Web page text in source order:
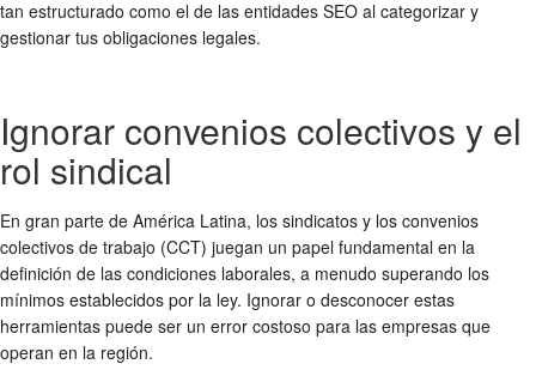
tan estructurado como el de las entidades SEO al categorizar y
gestionar tus obligaciones legales.
Ignorar convenios colectivos y el
rol sindical
En gran parte de América Latina, los sindicatos y los convenios
colectivos de trabajo (CCT) juegan un papel fundamental en la
definición de las condiciones laborales, a menudo superando los
mínimos establecidos por la ley. Ignorar o desconocer estas
herramientas puede ser un error costoso para las empresas que
operan en la región.